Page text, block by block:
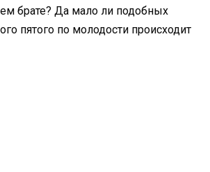
брате? Да мало ли подобных
пятого по молодости происходит